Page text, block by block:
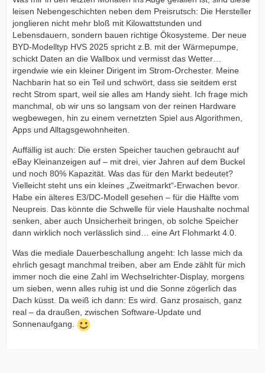
leisen Nebengeschichten neben dem Preisrutsch: Die Hersteller
jonglieren nicht mehr bloß mit Kilowattstunden und
Lebensdauern, sondern bauen richtige Ökosysteme. Der neue
BYD-Modelltyp HVS 2025 spricht z.B. mit der Wärmepumpe,
schickt Daten an die Wallbox und vermisst das Wetter…
irgendwie wie ein kleiner Dirigent im Strom-Orchester. Meine
Nachbarin hat so ein Teil und schwört, dass sie seitdem erst
recht Strom spart, weil sie alles am Handy sieht. Ich frage mich
manchmal, ob wir uns so langsam von der reinen Hardware
wegbewegen, hin zu einem vernetzten Spiel aus Algorithmen,
Apps und Alltagsgewohnheiten.
Auffällig ist auch: Die ersten Speicher tauchen gebraucht auf
eBay Kleinanzeigen auf – mit drei, vier Jahren auf dem Buckel
und noch 80% Kapazität. Was das für den Markt bedeutet?
Vielleicht steht uns ein kleines „Zweitmarkt“-Erwachen bevor.
Habe ein älteres E3/DC-Modell gesehen – für die Hälfte vom
Neupreis. Das könnte die Schwelle für viele Haushalte nochmal
senken, aber auch Unsicherheit bringen, ob solche Speicher
dann wirklich noch verlässlich sind… eine Art Flohmarkt 4.0.
Was die mediale Dauerbeschallung angeht: Ich lasse mich da
ehrlich gesagt manchmal treiben, aber am Ende zählt für mich
immer noch die eine Zahl im Wechselrichter-Display, morgens
um sieben, wenn alles ruhig ist und die Sonne zögerlich das
Dach küsst. Da weiß ich dann: Es wird. Ganz prosaisch, ganz
real – da draußen, zwischen Software-Update und
Sonnenaufgang.